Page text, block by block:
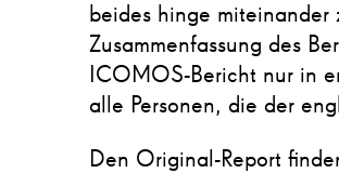
beides hinge miteinander
Zusammenfassung des
ICOMOS-Bericht nur in
alle Personen, die der
Den Original-Report